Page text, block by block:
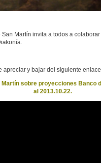
San Martín invita a todos a
apreciar y bajar del siguiente
Martín sobre proyecciones Banco
al 2013.10.22.